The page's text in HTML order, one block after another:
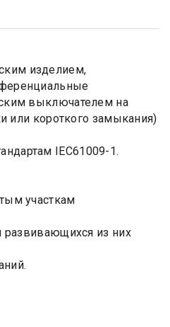
изделием,
выключателем на
или короткого замыкания)
IEC61009-1.
участкам
развивающихся из них